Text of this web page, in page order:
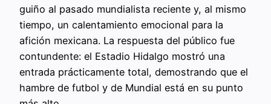
guiño al pasado mundialista reciente y, al mismo
tiempo, un calentamiento emocional para la
afición mexicana. La respuesta del público fue
contundente: el Estadio Hidalgo mostró una
entrada prácticamente total, demostrando que el
hambre de futbol y de Mundial está en su punto